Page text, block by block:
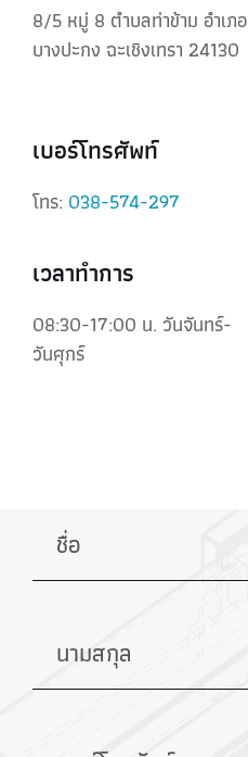
8/5 หมู่ 8 ตำบลท่าข้าม อำเภอ
บางปะกง ฉะเชิงเทรา 24130
เบอร์โทรศัพท์
โทร: 038-574-297
เวลาทำการ
08:30-17:00 น. วันจันทร์-
วันศุกร์